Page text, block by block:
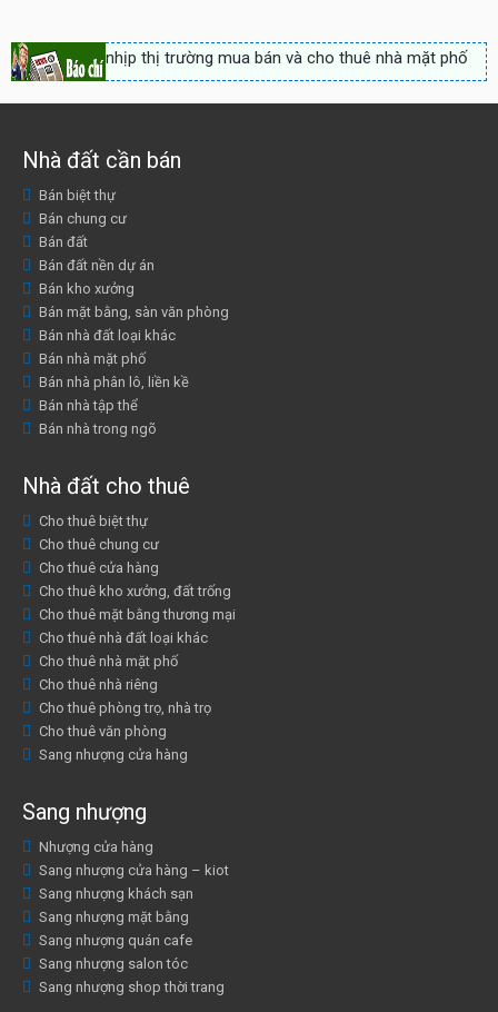
Dân trí: Nhộn nhịp thị trường mua bán và cho thuê nhà mặt phố
Hà Nội
phố Hà Nội.
Nhà đất cần bán
Bán biệt thự
Bán chung cư
Bán đất
Bán đất nền dự án
Bán kho xưởng
Bán mặt bằng, sàn văn phòng
Bán nhà đất loại khác
Bán nhà mặt phố
Bán nhà phân lô, liền kề
Bán nhà tập thể
Bán nhà trong ngõ
Nhà đất cho thuê
Cho thuê biệt thự
Cho thuê chung cư
Cho thuê cửa hàng
Cho thuê kho xưởng, đất trống
Cho thuê mặt bằng thương mại
Cho thuê nhà đất loại khác
Cho thuê nhà mặt phố
Cho thuê nhà riêng
Cho thuê phòng trọ, nhà trọ
Cho thuê văn phòng
Sang nhượng cửa hàng
Sang nhượng
Nhượng cửa hàng
Sang nhượng cửa hàng – kiot
Sang nhượng khách sạn
Sang nhượng mặt bằng
Sang nhượng quán cafe
Sang nhượng salon tóc
Sang nhượng shop thời trang